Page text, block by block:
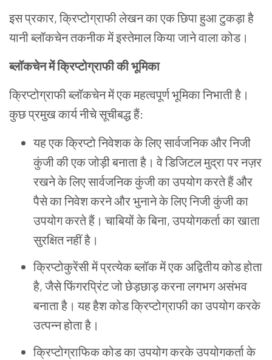
इस प्रकार, क्रिप्टोग्राफी लेखन का एक छिपा हुआ टुकड़ा है
यानी ब्लॉकचेन तकनीक में इस्तेमाल किया जाने वाला कोड।
ब्लॉकचेनमेंक्रिप्टोग्राफीकीभूमिका
क्रिप्टोग्राफी ब्लॉकचेन में एक महत्वपूर्ण भूमिका निभाती है।
कुछ प्रमुख कार्य नीचे सूचीबद्ध हैं:
यह एक क्रिप्टो निवेशक के लिए सार्वजनिक और निजी
कुंजी की एक जोड़ी बनाता है। वे डिजिटल मुद्रा पर नज़र
रखने के लिए सार्वजनिक कुंजी का उपयोग करते हैं और
पैसे का निवेश करने और भुनाने के लिए निजी कुंजी का
उपयोग करते हैं। चाबियों के बिना, उपयोगकर्ता का खाता
सुरक्षित नहीं है।
क्रिप्टोकुरेंसी में प्रत्येक ब्लॉक में एक अद्वितीय कोड होता
है, जैसे फिंगरप्रिंट जो छेड़छाड़ करना लगभग असंभव
बनाता है। यह हैश कोड क्रिप्टोग्राफी का उपयोग करके
उत्पन्न होता है।
क्रिप्टोग्राफिक कोड का उपयोग करके उपयोगकर्ता के